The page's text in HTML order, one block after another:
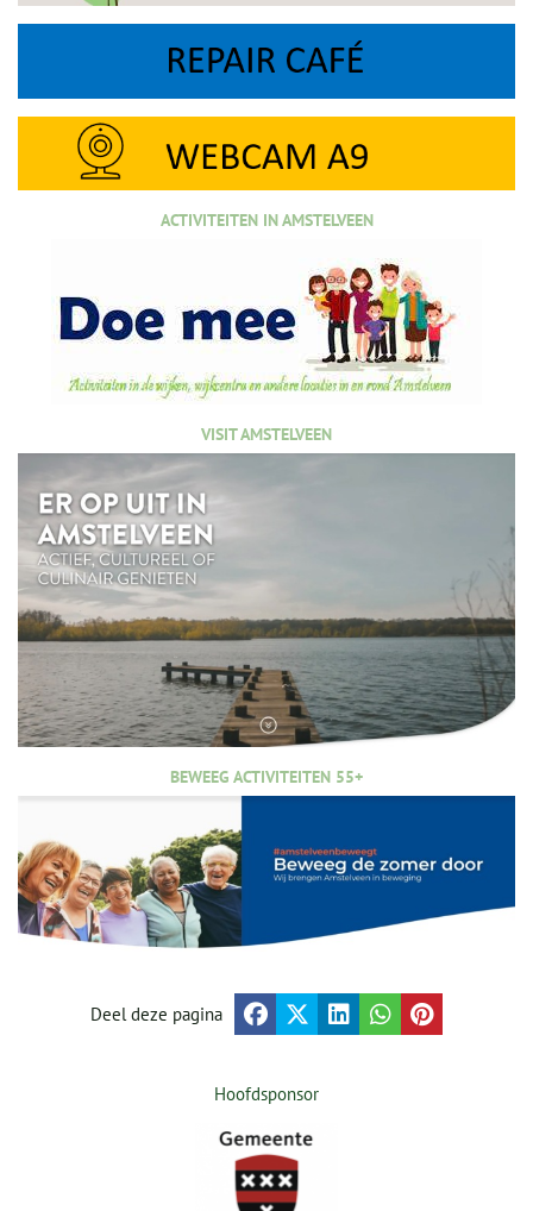
ACTIVITEITEN IN AMSTELVEEN
VISIT AMSTELVEEN
BEWEEG ACTIVITEITEN 55+
Deel deze pagina
Hoofdsponsor